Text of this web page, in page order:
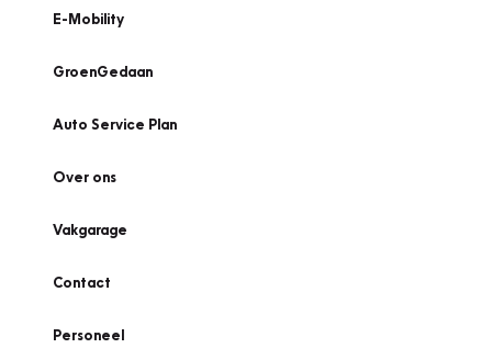
E-Mobility
GroenGedaan
Auto Service Plan
Over ons
Vakgarage
Contact
Personeel